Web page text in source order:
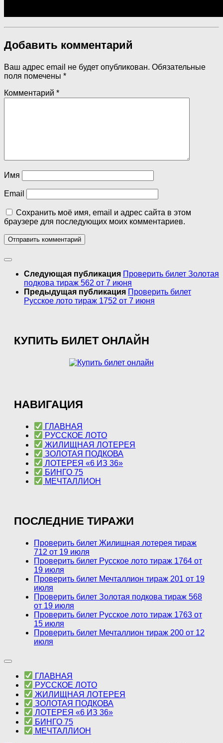
Добавить комментарий
Ваш адрес email не будет опубликован. Обязательные
поля помечены *
Комментарий *
Имя
Email
Сохранить моё имя, email и адрес сайта в этом
браузере для последующих моих комментариев.
Следующая публикация Проверить билет Золотая
подкова тираж 562 от 7 июня
Предыдущая публикация Проверить билет
Русское лото тираж 1752 от 7 июня
КУПИТЬ БИЛЕТ ОНЛАЙН
НАВИГАЦИЯ
ГЛАВНАЯ
РУССКОЕ ЛОТО
ЖИЛИЩНАЯ ЛОТЕРЕЯ
ЗОЛОТАЯ ПОДКОВА
ЛОТЕРЕЯ «6 ИЗ 36»
БИНГО 75
МЕЧТАЛЛИОН
ПОСЛЕДНИЕ ТИРАЖИ
Проверить билет Жилищная лотерея тираж
712 от 19 июля
Проверить билет Русское лото тираж 1764 от
19 июля
Проверить билет Мечталлион тираж 201 от 19
июля
Проверить билет Золотая подкова тираж 568
от 19 июля
Проверить билет Русское лото тираж 1763 от
15 июля
Проверить билет Мечталлион тираж 200 от 12
июля
ГЛАВНАЯ
РУССКОЕ ЛОТО
ЖИЛИЩНАЯ ЛОТЕРЕЯ
ЗОЛОТАЯ ПОДКОВА
ЛОТЕРЕЯ «6 ИЗ 36»
БИНГО 75
МЕЧТАЛЛИОН